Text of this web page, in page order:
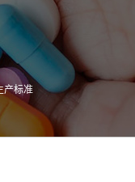
产标准